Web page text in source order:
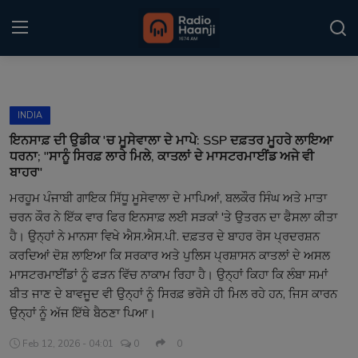
Home
Punjabi Podcast
Kitaab Kahani
Gallery
Sponsors
Matrimonial
Event
INDIA
ਇਨਸਾਫ਼ ਦੀ ਉਡੀਕ 'ਚ ਮੂਸੇਵਾਲਾ ਦੇ ਮਾਪੇ: SSP ਦਫ਼ਤਰ ਮੂਹਰੇ ਲਾਇਆ
ਧਰਨਾ; "ਸਾਨੂੰ ਸਿਰਫ਼ ਲਾਰੇ ਮਿਲੇ, ਕਾਤਲਾਂ ਦੇ ਮਾਸਟਰਮਾਈਂਡ ਅਜੇ ਵੀ
ਬਾਹਰ"
ਮਰਹੂਮ ਪੰਜਾਬੀ ਗਾਇਕ ਸਿੱਧੂ ਮੂਸੇਵਾਲਾ ਦੇ ਮਾਪਿਆਂ, ਬਲਕੌਰ ਸਿੰਘ ਅਤੇ ਮਾਤਾ
ਚਰਨ ਕੌਰ ਨੇ ਇੱਕ ਵਾਰ ਫਿਰ ਇਨਸਾਫ਼ ਲਈ ਸੜਕਾਂ 'ਤੇ ਉਤਰਨ ਦਾ ਫੈਸਲਾ ਕੀਤਾ
ਹੈ। ਉਨ੍ਹਾਂ ਨੇ ਮਾਨਸਾ ਵਿਖੇ ਐਸ.ਐਸ.ਪੀ. ਦਫ਼ਤਰ ਦੇ ਬਾਹਰ ਰੋਸ ਪ੍ਰਦਰਸ਼ਨ
ਕਰਦਿਆਂ ਦੋਸ਼ ਲਾਇਆ ਕਿ ਸਰਕਾਰ ਅਤੇ ਪੁਲਿਸ ਪ੍ਰਸ਼ਾਸਨ ਕਾਤਲਾਂ ਦੇ ਅਸਲ
ਮਾਸਟਰਮਾਈਂਡਾਂ ਨੂੰ ਫੜਨ ਵਿੱਚ ਨਾਕਾਮ ਰਿਹਾ ਹੈ। ਉਨ੍ਹਾਂ ਕਿਹਾ ਕਿ ਲੰਬਾ ਸਮਾਂ
ਬੀਤ ਜਾਣ ਦੇ ਬਾਵਜੂਦ ਵੀ ਉਨ੍ਹਾਂ ਨੂੰ ਸਿਰਫ਼ ਭਰੋਸੇ ਹੀ ਮਿਲ ਰਹੇ ਹਨ, ਜਿਸ ਕਾਰਨ
ਉਨ੍ਹਾਂ ਨੂੰ ਅੱਜ ਇੱਥੇ ਬੈਠਣਾ ਪਿਆ।
Feb 12, 2026 - 04:01 0 0